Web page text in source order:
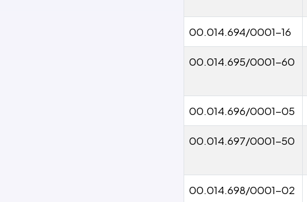
00.014.694/0001-16
00.014.695/0001-60
00.014.696/0001-05
00.014.697/0001-50
00.014.698/0001-02